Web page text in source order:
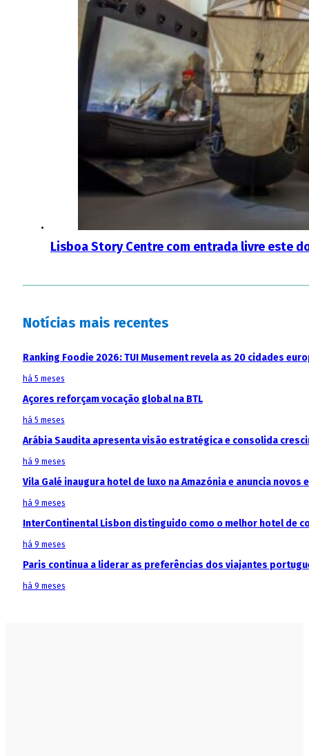
Lisboa Story Centre com entrada livre este
Notícias mais recentes
Ranking Foodie 2026: TUI Musement revela as 20 cidades
há 5 meses
Açores reforçam vocação global na BTL
há 5 meses
Arábia Saudita apresenta visão estratégica e consolida
há 9 meses
Vila Galé inaugura hotel de luxo na Amazónia e anuncia
há 9 meses
InterContinental Lisbon distinguido como o melhor hotel de
há 9 meses
Paris continua a liderar as preferências dos viajantes
há 9 meses